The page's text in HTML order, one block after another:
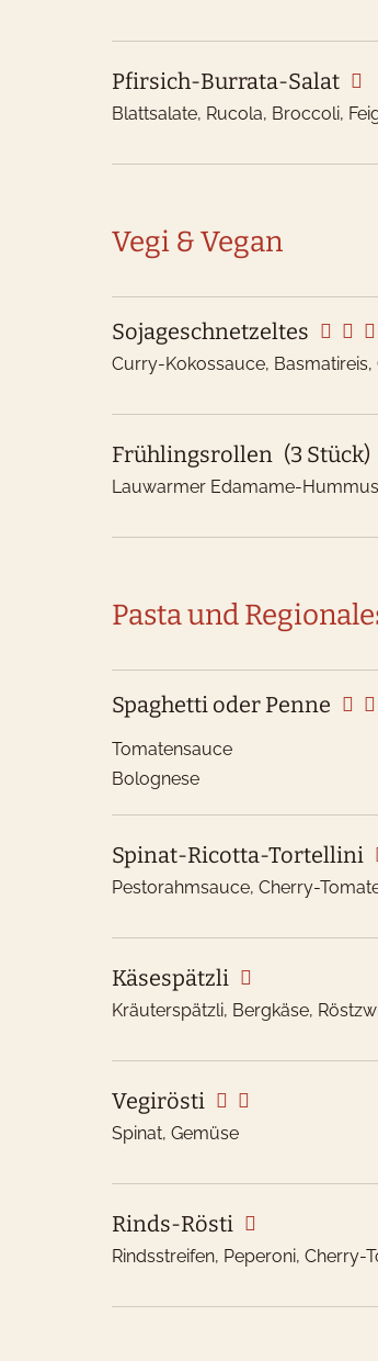
Pfirsich-Burrata-Salat
Blattsalate, Rucola, Broccoli,
Vegi & Vegan
Sojageschnetzeltes
Curry-Kokossauce, Basmatireis,
Frühlingsrollen (3 Stück)
Lauwarmer Edamame-
Pasta und
Spaghetti oder Penne
Tomatensauce
Bolognese
Spinat-Ricotta-Tortellini
Pestorahmsauce, Cherry-
Käsespätzli
Kräuterspätzli, Bergkäse,
Vegirösti
Spinat, Gemüse
Rinds-Rösti
Rindsstreifen, Peperoni, Cherry-